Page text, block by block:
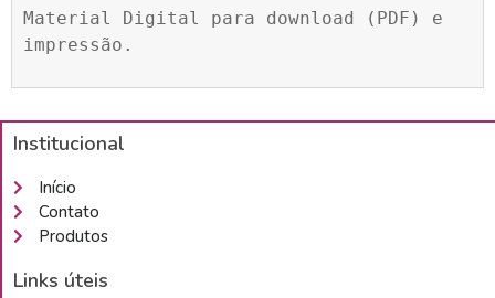
Material Digital para download (PDF) e
impressão.
Institucional
Início
Contato
Produtos
Links úteis